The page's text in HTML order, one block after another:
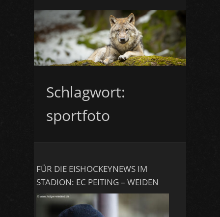
Schlagwort:
sportfoto
FÜR DIE EISHOCKEYNEWS IM
STADION: EC PEITING – WEIDEN